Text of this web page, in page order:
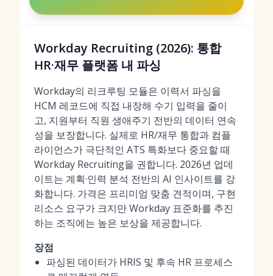
Workday Recruiting (2026): 통합
HR·재무 플랫폼 내 파싱
Workday의 리크루팅 모듈은 이력서 파싱을
HCM 레코드에 직접 내장해 수기 입력을 줄이
고, 지원부터 직원 생애주기 전반의 데이터 연속
성을 보장합니다. 실제로 HR/재무 통합과 컴플
라이언스가 극단적인 ATS 특화보다 중요할 때
Workday Recruiting을 권합니다. 2026년 업데
이트는 계획·인력 분석 전반의 AI 인사이트를 강
화합니다. 가격은 프리미엄 맞춤 견적이며, 구현
리소스 요구가 크지만 Workday 표준화를 추진
하는 조직에는 높은 보상을 제공합니다.
장점
파싱된 데이터가 HRIS 및 후속 HR 프로세스